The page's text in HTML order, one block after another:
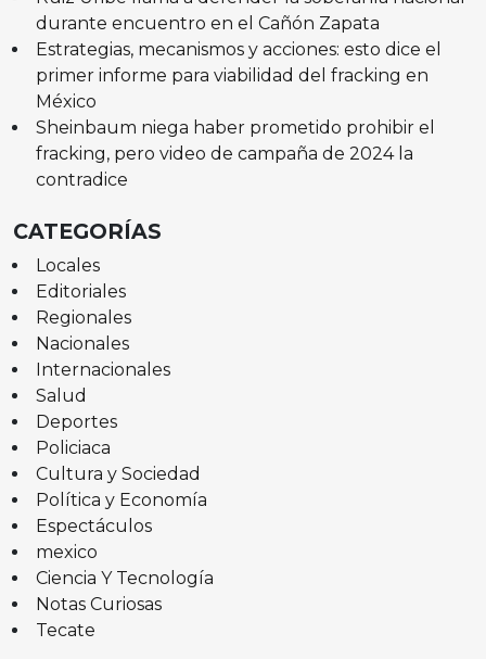
durante encuentro en el Cañón Zapata
Estrategias, mecanismos y acciones: esto dice el
primer informe para viabilidad del fracking en
México
Sheinbaum niega haber prometido prohibir el
fracking, pero video de campaña de 2024 la
contradice
CATEGORÍAS
Locales
Editoriales
Regionales
Nacionales
Internacionales
Salud
Deportes
Policiaca
Cultura y Sociedad
Política y Economía
Espectáculos
mexico
Ciencia Y Tecnología
Notas Curiosas
Tecate